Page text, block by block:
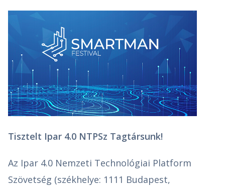
Tisztelt Ipar 4.0 NTPSz Tagtársunk!
Az Ipar 4.0 Nemzeti Technológiai Platform
Szövetség (székhelye: 1111 Budapest,